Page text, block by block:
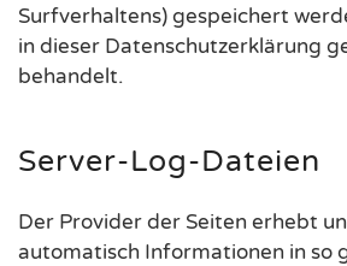
Surfverhaltens) gespeichert
in dieser Datenschutzerklärung
behandelt.
Server-Log-Dateien
Der Provider der Seiten erhebt
automatisch Informationen in so